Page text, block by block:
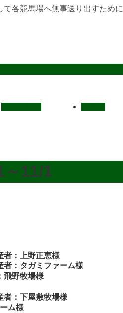
各競馬場へ無事送り出すため
11/1
：上野正恵様
：タガミファーム様
野牧場様
：下屋敷牧場様
ム様